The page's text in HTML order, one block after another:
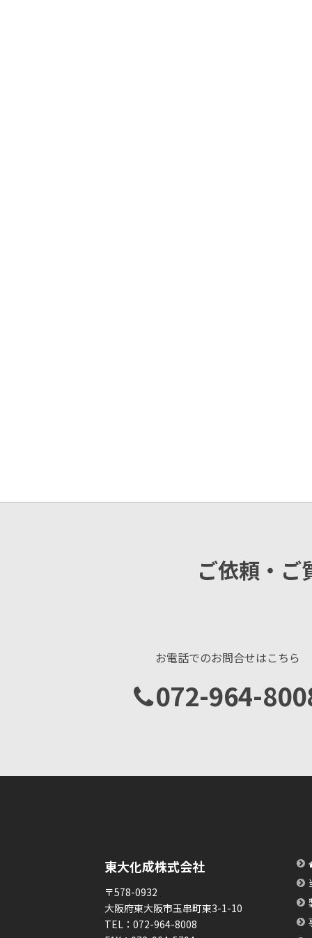
ご依頼・ご
お電話でのお問合せはこちら
072-964-
東大化成株式会社
〒578-0932
大阪府東大阪市玉串町東3-1-10
TEL： 072-964-8008